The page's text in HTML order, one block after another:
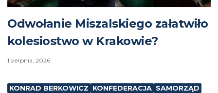
Odwołanie Miszalskiego załatwiło
kolesiostwo w Krakowie?
1 sierpnia, 2026
KONRAD BERKOWICZ KONFEDERACJA SAMORZĄD